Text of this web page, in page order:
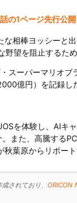
の1ページ先行公開
相棒ヨッシーと
望を阻止するた
スーパーマリオ
億円）を記録
を体験し、AIキ
。また、高騰する
葉原からリポート
されており、 ORICON